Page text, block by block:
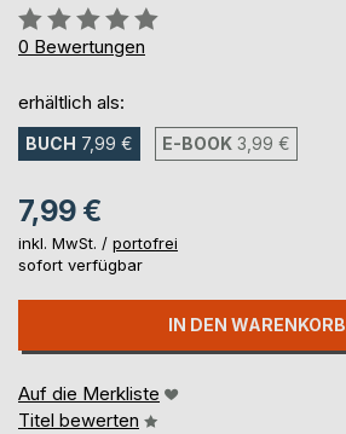
Bewertung::
0%
0 Bewertungen
erhältlich als:
BUCH 7,99 € E-BOOK 3,99 €
7,99 €
inkl. MwSt. / portofrei
sofort verfügbar
IN DEN WARENKORB
Auf die Merkliste
Titel bewerten